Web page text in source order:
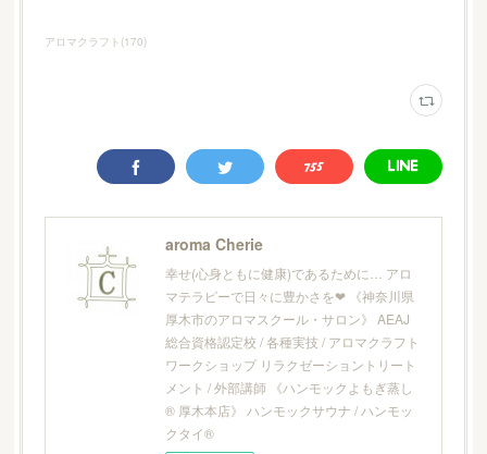
アロマクラフト (170)
aroma Cherie
幸せ(心身ともに健康)であるために… アロ
マテラピーで日々に豊かさを❤︎ 《神奈川県
厚木市のアロマスクール・サロン》 AEAJ
総合資格認定校 / 各種実技 / アロマクラフト
ワークショップ リラクゼーショントリート
メント / 外部講師 《ハンモックよもぎ蒸し
® 厚木本店》 ハンモックサウナ / ハンモッ
クタイ®